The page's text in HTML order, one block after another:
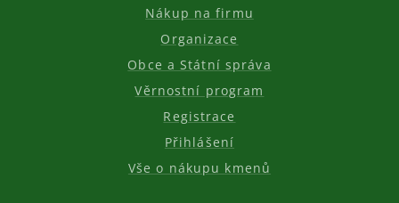
Nákup na firmu
Organizace
Obce a Státní správa
Věrnostní program
Registrace
Přihlášení
Vše o nákupu kmenů